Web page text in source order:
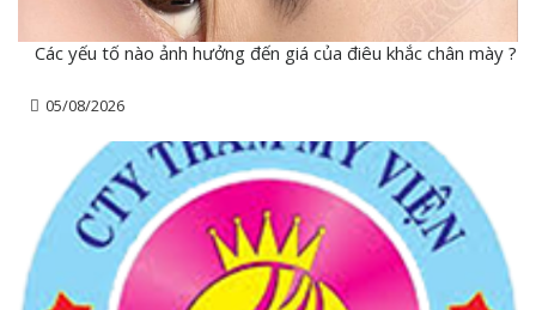
Các yếu tố nào ảnh hưởng đến giá của điêu khắc chân mày ?
05/08/2026